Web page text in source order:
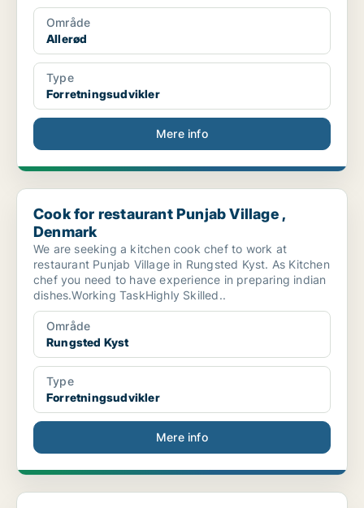
Område
Allerød
Type
Forretningsudvikler
Mere info
Cook for restaurant Punjab Village , Denmark
Cook for restaurant Punjab Village ,
Denmark
We are seeking a kitchen cook chef to work at
restaurant Punjab Village in Rungsted Kyst. As Kitchen
chef you need to have experience in preparing indian
dishes.Working TaskHighly Skilled..
Område
Rungsted Kyst
Type
Forretningsudvikler
Mere info
Customer Project Manager